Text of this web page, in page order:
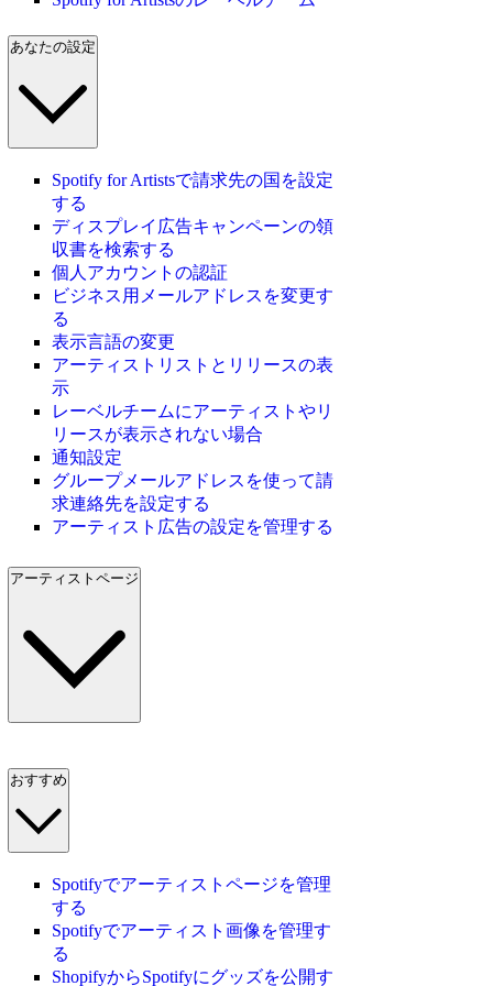
あなたの設定
Spotify for Artistsで請求先の国を設定
する
ディスプレイ広告キャンペーンの領
収書を検索する
個人アカウントの認証
ビジネス用メールアドレスを変更す
る
表示言語の変更
アーティストリストとリリースの表
示
レーベルチームにアーティストやリ
リースが表示されない場合
通知設定
グループメールアドレスを使って請
求連絡先を設定する
アーティスト広告の設定を管理する
アーティストページ
おすすめ
Spotifyでアーティストページを管理
する
Spotifyでアーティスト画像を管理す
る
ShopifyからSpotifyにグッズを公開す